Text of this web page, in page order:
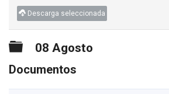
Descarga seleccionada
Carpeta
08 Agosto
Documentos